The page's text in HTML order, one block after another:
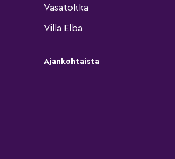
Vasatokka
Villa Elba
Ajankohtaista